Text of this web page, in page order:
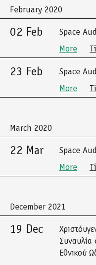
February 2020
02 Feb
Space
More
23 Feb
Space
More
March 2020
22 Mar
Space
More
December 2021
19 Dec
Συναυλία
Εθνικού